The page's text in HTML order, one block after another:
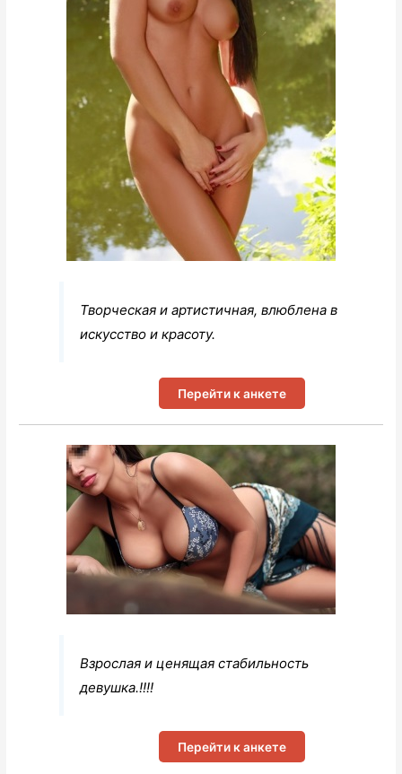
Творческая и артистичная, влюблена в
искусство и красоту.
Перейти к анкете
Взрослая и ценящая стабильность
девушка.!!!!
Перейти к анкете